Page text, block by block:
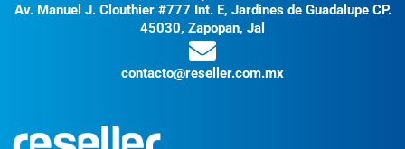
Av. Manuel J. Clouthier #777 Int. E, Jardines de Guadalupe CP.
45030, Zapopan, Jal
contacto@reseller.com.mx